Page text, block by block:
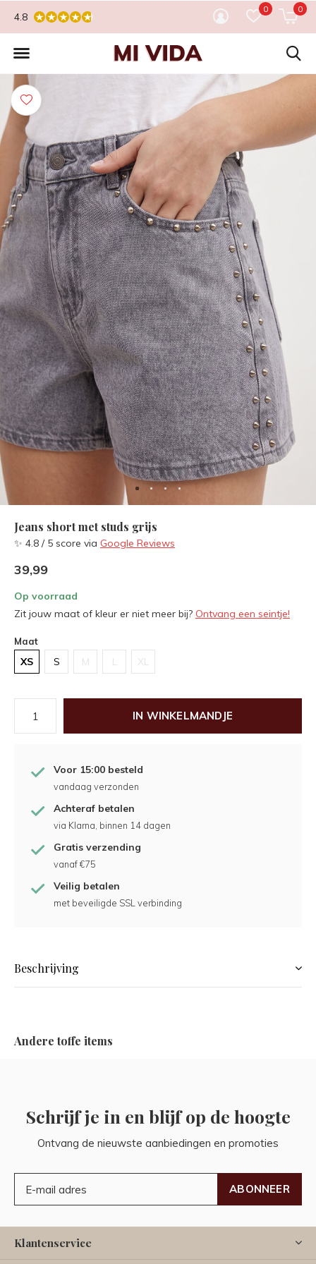
0 0
4.8
Jeans short met studs grijs
✨ 4.8 / 5 score via Google Reviews
39,99
Op voorraad
Zit jouw maat of kleur er niet meer bij? Ontvang een seintje!
Maat
XS S M L XL
IN WINKELMANDJE
Voor 15:00 besteld
vandaag verzonden
Achteraf betalen
via Klarna, binnen 14 dagen
Gratis verzending
vanaf €75
Veilig betalen
met beveiligde SSL verbinding
Beschrijving
Andere toffe items
Schrijf je in en blijf op de hoogte
Ontvang de nieuwste aanbiedingen en promoties
ABONNEER
Klantenservice